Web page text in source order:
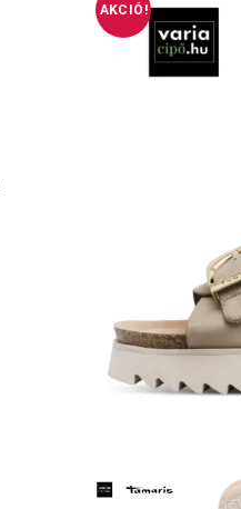
AKCIÓ!